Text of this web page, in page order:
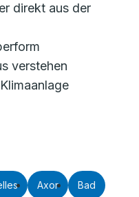
direkt aus der
verstehen
Axor Bad